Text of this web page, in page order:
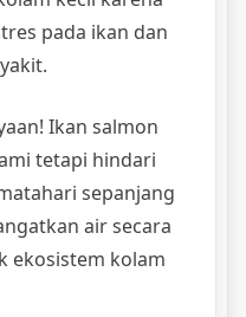
pada ikan dan
Ikan salmon
tetapi hindari
sepanjang
air secara
ekosistem kolam